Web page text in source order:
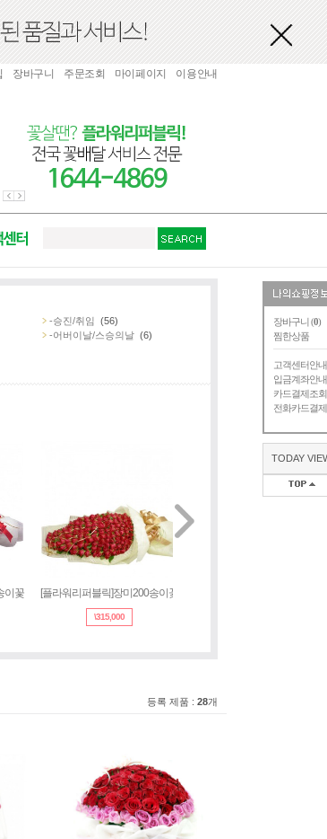
장바구니 (0)
찜한상품
고객센터안내
입금계좌안내
카드결제조회
전화카드결제
TODAY
장바구니 주문조회 마이페이지 이용안내
-승진/취임 (56)
-어버이날/스승의날 (6)
송이꽃 [플라워리퍼블릭]장미200송이꽃
\315,000
등록 제품 : 28개